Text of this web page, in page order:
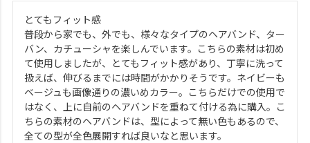
とてもフィット感
普段から家でも、外でも、様々なタイプのヘアバンド、ター
バン、カチューシャを楽しんでいます。こちらの素材は初め
て使用しましたが、とてもフィット感があり、丁寧に洗って
扱えば、伸びるまでには時間がかかりそうです。ネイビーも
ベージュも画像通りの濃いめカラー。こちらだけでの使用で
はなく、上に自前のヘアバンドを重ねて付ける為に購入。こ
ちらの素材のヘアバンドは、型によって無い色もあるので、
全ての型が全色展開すれば良いなと思います。